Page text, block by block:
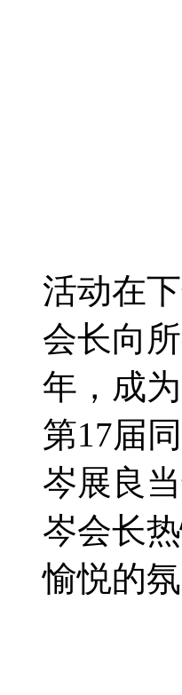
活动在
会长向
年，成
第17届
岑展良
岑会长
愉悦的氛